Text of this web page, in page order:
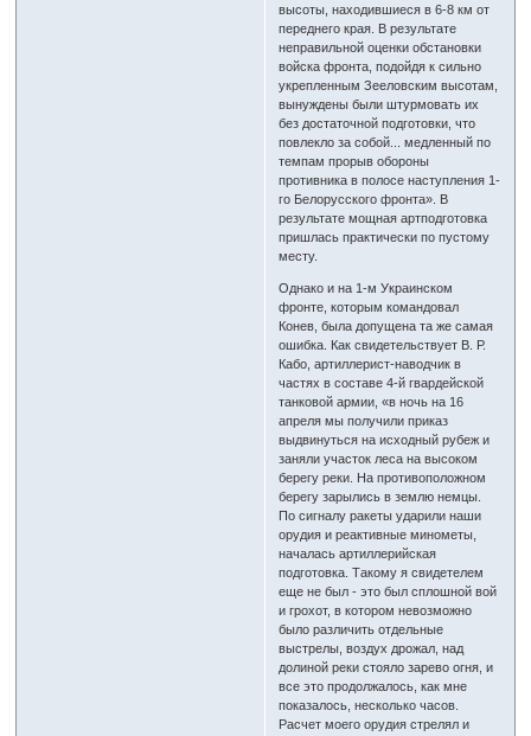
высоты, находившиеся в 6-8 км от
переднего края. В результате
неправильной оценки обстановки
войска фронта, подойдя к сильно
укрепленным Зееловским высотам,
вынуждены были штурмовать их
без достаточной подготовки, что
повлекло за собой... медленный по
темпам прорыв обороны
противника в полосе наступления 1-
го Белорусского фронта». В
результате мощная артподготовка
пришлась практически по пустому
месту.
Однако и на 1-м Украинском
фронте, которым командовал
Конев, была допущена та же самая
ошибка. Как свидетельствует В. Р.
Кабо, артиллерист-наводчик в
частях в составе 4-й гвардейской
танковой армии, «в ночь на 16
апреля мы получили приказ
выдвинуться на исходный рубеж и
заняли участок леса на высоком
берегу реки. На противоположном
берегу зарылись в землю немцы.
По сигналу ракеты ударили наши
орудия и реактивные минометы,
началась артиллерийская
подготовка. Такому я свидетелем
еще не был - это был сплошной вой
и грохот, в котором невозможно
было различить отдельные
выстрелы, воздух дрожал, над
долиной реки стояло зарево огня, и
все это продолжалось, как мне
показалось, несколько часов.
Расчет моего орудия стрелял и